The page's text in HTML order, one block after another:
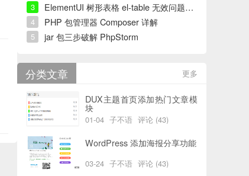
3 ElementUI 树形表格 el-table 无效问题解决
4 PHP 包管理器 Composer 详解
5 jar 包三步破解 PhpStorm
更多
分类文章
DUX主题首页添加热门文章模
块
01-04 子不语 评论 (43)
WordPress 添加海报分享功能
03-24 子不语 评论 (43)